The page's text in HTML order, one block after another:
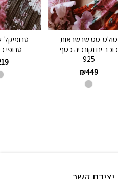
סולט-סט שרשראות
כוכב ים וקונכיה כסף
925
₪449
טרופי